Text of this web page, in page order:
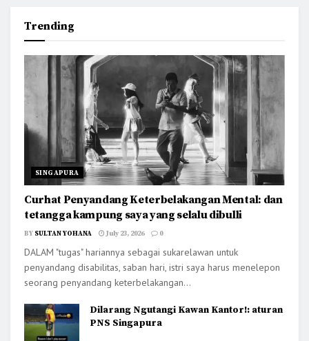
Trending
SINGAPURA
Curhat Penyandang Keterbelakangan Mental: dan
tetangga kampung saya yang selalu dibulli
BY SULTAN YOHANA July 23, 2026 0
DALAM "tugas" hariannya sebagai sukarelawan untuk
penyandang disabilitas, saban hari, istri saya harus menelepon
seorang penyandang keterbelakangan...
Dilarang Ngutangi Kawan Kantor!: aturan
PNS Singapura